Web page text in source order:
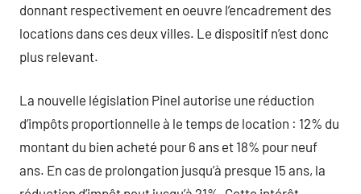
donnant respectivement en oeuvre l’encadrement des
locations dans ces deux villes. Le dispositif n’est donc
plus relevant.
La nouvelle législation Pinel autorise une réduction
d’impôts proportionnelle à le temps de location : 12% du
montant du bien acheté pour 6 ans et 18% pour neuf
ans. En cas de prolongation jusqu’à presque 15 ans, la